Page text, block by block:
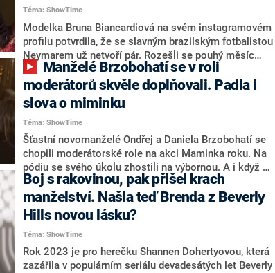
Téma: ShowTime
Modelka Bruna Biancardiová na svém instagramovém
profilu potvrdila, že se slavným brazilským fotbalistou
Neymarem už netvoří pár. Rozešli se pouhý měsíc
poté, co se jim narodila dcera Mavie.
moderátorů skvěle doplňovali. Padla i
slova o miminku
Téma: ShowTime
Šťastní novomanželé Ondřej a Daniela Brzobohatí se
chopili moderátorské role na akci Maminka roku. Na
pódiu se svého úkolu zhostili na výbornou. A i když o
sobě Ondřej tvrdí, že mu toto odvětví vystupování na
veřejnosti nejde, byl po boku své polovičky jako ryba
ve vodě. Redakci Showtimu se pár zmínil i o tom, zda
je v plánu miminko.
Boj s rakovinou, pak přišel krach
manželství. Našla teď Brenda z Beverly
Hills novou lásku?
Téma: ShowTime
Rok 2023 je pro herečku Shannen Dohertyovou, která
zazářila v populárním seriálu devadesátých let Beverly